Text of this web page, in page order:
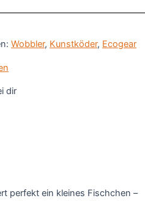
Wobbler, Kunstköder, Ecogear
dir
perfekt ein kleines Fischchen –